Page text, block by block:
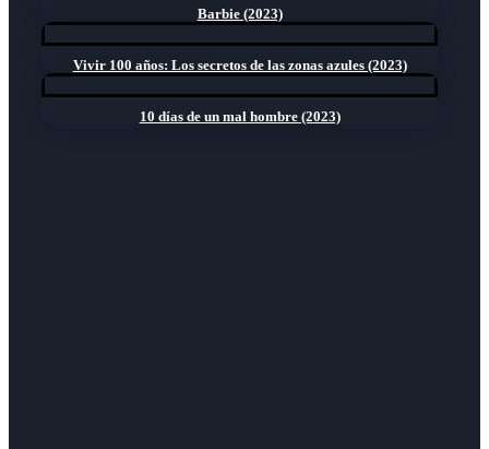
Barbie (2023)
Vivir 100 años: Los secretos de las zonas azules (2023)
10 días de un mal hombre (2023)